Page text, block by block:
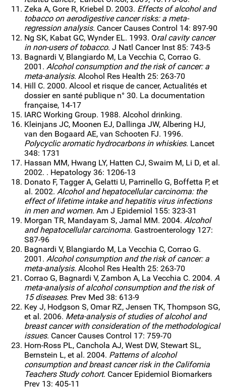
Zeka A, Gore R, Kriebel D. 2003. Effects of alcohol and
tobacco on aerodigestive cancer risks: a meta-
regression analysis. Cancer Causes Control 14: 897-90
Ng SK, Kabat GC, Wynder EL. 1993. Oral cavity cancer
in non-users of tobacco. J Natl Cancer Inst 85: 743-5
Bagnardi V, Blangiardo M, La Vecchia C, Corrao G.
2001. Alcohol consumption and the risk of cancer: a
meta-analysis. Alcohol Res Health 25: 263-70
Hill C. 2000. Alcool et risque de cancer, Actualités et
dossier en santé publique n° 30. La documentation
française, 14-17
IARC Working Group. 1988. Alcohol drinking.
Kleinjans JC, Moonen EJ, Dallinga JW, Albering HJ,
van den Bogaard AE, van Schooten FJ. 1996.
Polycyclic aromatic hydrocarbons in whiskies. Lancet
348: 1731
Hassan MM, Hwang LY, Hatten CJ, Swaim M, Li D, et al.
2002. . Hepatology 36: 1206-13
Donato F, Tagger A, Gelatti U, Parrinello G, Boffetta P, et
al. 2002. Alcohol and hepatocellular carcinoma: the
effect of lifetime intake and hepatitis virus infections
in men and women. Am J Epidemiol 155: 323-31
Morgan TR, Mandayam S, Jamal MM. 2004. Alcohol
and hepatocellular carcinoma. Gastroenterology 127:
S87-96
Bagnardi V, Blangiardo M, La Vecchia C, Corrao G.
2001. Alcohol consumption and the risk of cancer: a
meta-analysis. Alcohol Res Health 25: 263-70
Corrao G, Bagnardi V, Zambon A, La Vecchia C. 2004. A
meta-analysis of alcohol consumption and the risk of
15 diseases. Prev Med 38: 613-9
Key J, Hodgson S, Omar RZ, Jensen TK, Thompson SG,
et al. 2006. Meta-analysis of studies of alcohol and
breast cancer with consideration of the methodological
issues. Cancer Causes Control 17: 759-70
Horn-Ross PL, Canchola AJ, West DW, Stewart SL,
Bernstein L, et al. 2004. Patterns of alcohol
consumption and breast cancer risk in the California
Teachers Study cohort. Cancer Epidemiol Biomarkers
Prev 13: 405-11